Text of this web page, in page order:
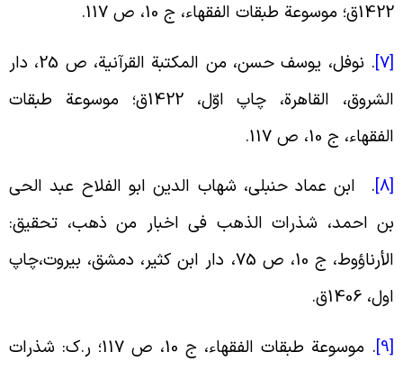
طبقات الفقهاء، ج 10، ص 117
.
.
نوفل، یوسف حسن، من المکتبة القرآنیة، ص 25، دار
الشروق، القاهرة، چاپ اوّل، 1422ق؛ موسوعة طبقات
ج 10، ص 117
.
.
ابن عماد حنبلی، شهاب الدین ابو الفلاح عبد الحی
احمد، شذرات الذهب فی اخبار من ذهب، تحقیق:
الأرناؤوط، ج 10، ص 75، دار ابن کثیر، دمشق، بیروت،چاپ
1406ق
.
.
موسوعة طبقات الفقهاء، ج 10، ص 117؛ ر.ک: شذرات